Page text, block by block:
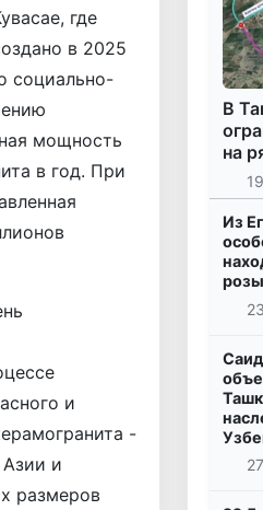
где
в 2025
социально-
мощность
в год. При
и
-
и
размеров
В
на
Из